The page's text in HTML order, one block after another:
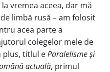
vremea aceea, dar mă
limbă rusă – am folosit
acea parte a
colegelor mele de
plus, titlul eParalelisme și
actuală, primul